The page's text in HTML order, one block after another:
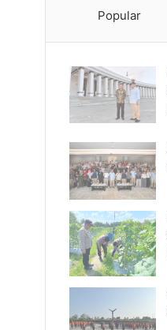
Popular